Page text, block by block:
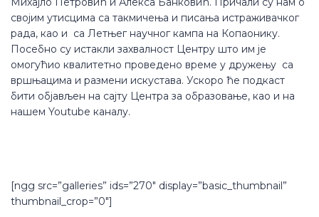
својим утисцима са такмичења и писања истраживачког
рада, као и са Летњег научног кампа на Копаонику.
Посебно су истакли захвалност Центру што им је
омогућио квалитетно проведено време у дружењу са
вршњацима и размени искустава. Ускоро ће подкаст
бити објављен на сајту Центра за образовање, као и на
нашем Youtube каналу.
[ngg src=”galleries” ids=”270″ display=”basic_thumbnail”
thumbnail_crop=”0″]